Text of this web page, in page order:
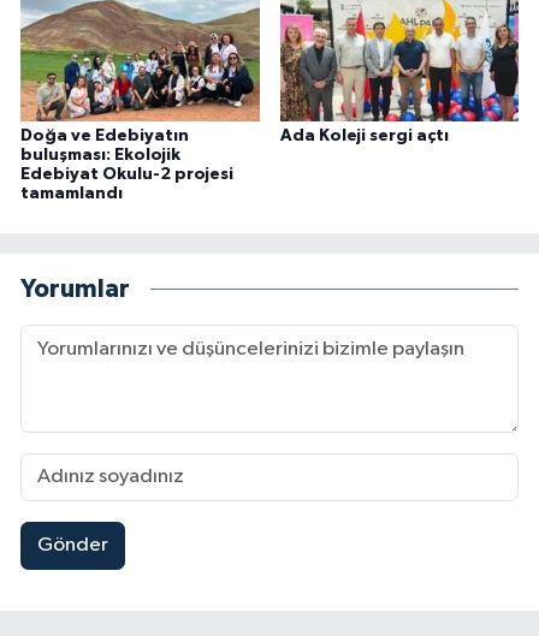
Doğa ve Edebiyatın
buluşması: Ekolojik
Edebiyat Okulu-2 projesi
tamamlandı
Ada Koleji sergi açtı
Yorumlar
Gönder